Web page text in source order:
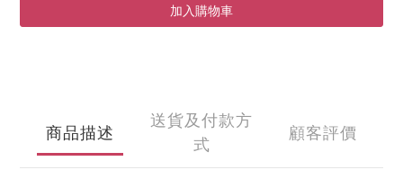
加入購物車
商品描述
送貨及付款方
式
顧客評價